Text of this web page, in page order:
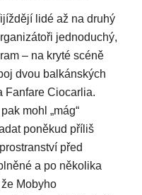
lidé až na druhý
jednoduchý,
– na kryté scéně
dvou balkánských
Fanfare Ciocarlia.
mohl „mág“
poněkud příliš
před
a po několika
Mobyho